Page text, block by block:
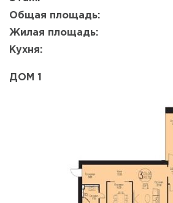
Общая площадь:
Жилая площадь:
Кухня:
ДОМ 1
Да, удалить Отмена